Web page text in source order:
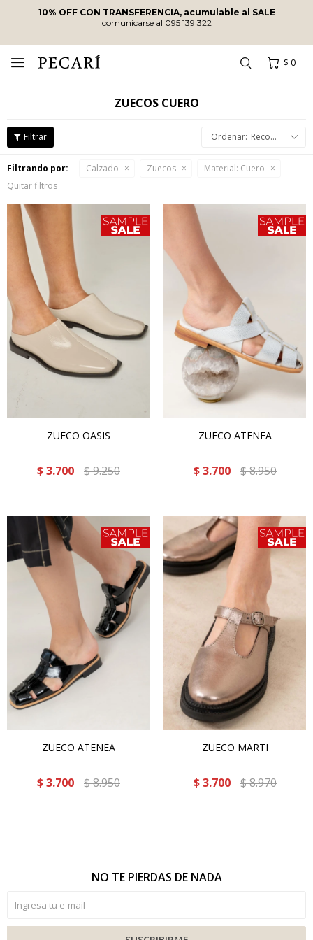
10% OFF CON TRANSFERENCIA, acumulable al SALE
comunicarse al 095 139 322
$ 0

ZUECOS CUERO
Recomendados
Filtrando por: Calzado Zuecos Material: Cuero
Quitar filtros
ZUECO OASIS
$ 3.700 $9.250
ZUECO ATENEA
$ 3.700 $8.950
ZUECO ATENEA
$ 3.700 $8.950
ZUECO MARTI
$ 3.700 $8.970
NO TE PIERDAS DE NADA